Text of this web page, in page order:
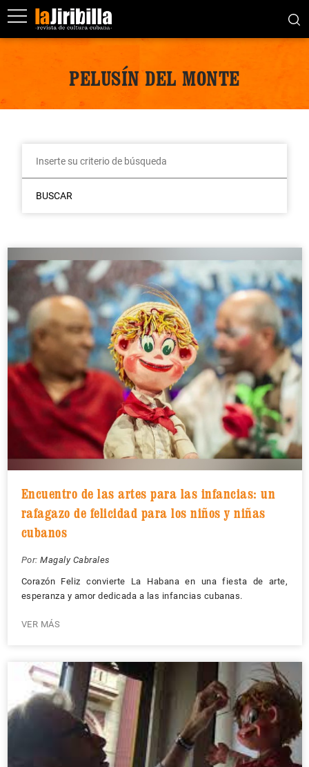
PELUSÍN DEL MONTE
BUSCAR
Encuentro de las artes para las infancias: un
rafagazo de felicidad para los niños y niñas
cubanos
Por: Magaly Cabrales
Corazón Feliz convierte La Habana en una fiesta de arte,
esperanza y amor dedicada a las infancias cubanas.
VER MÁS